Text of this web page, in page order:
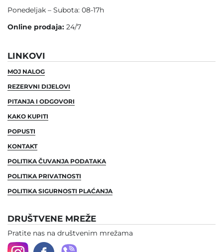
Ponedeljak – Subota: 08-17h
Online prodaja: 24/7
LINKOVI
MOJ NALOG
REZERVNI DIJELOVI
PITANJA I ODGOVORI
KAKO KUPITI
POPUSTI
KONTAKT
POLITIKA ČUVANJA PODATAKA
POLITIKA PRIVATNOSTI
POLITIKA SIGURNOSTI PLAĆANJA
DRUŠTVENE MREŽE
Pratite nas na društvenim mrežama